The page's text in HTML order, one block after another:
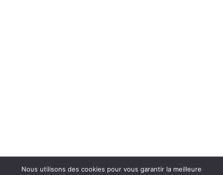
Nous utilisons des cookies pour vous garantir la meilleure